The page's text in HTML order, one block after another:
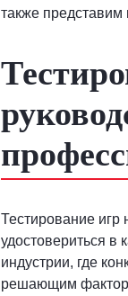
также представим
Тестирование
удостовериться в
индустрии, где
решающим